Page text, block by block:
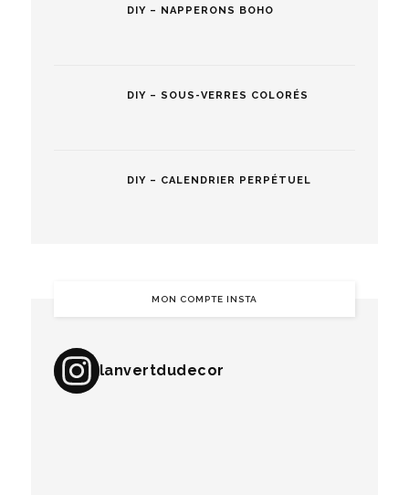
DIY – NAPPERONS BOHO
DIY – SOUS-VERRES COLORÉS
DIY – CALENDRIER PERPÉTUEL
MON COMPTE INSTA
lanvertdudecor